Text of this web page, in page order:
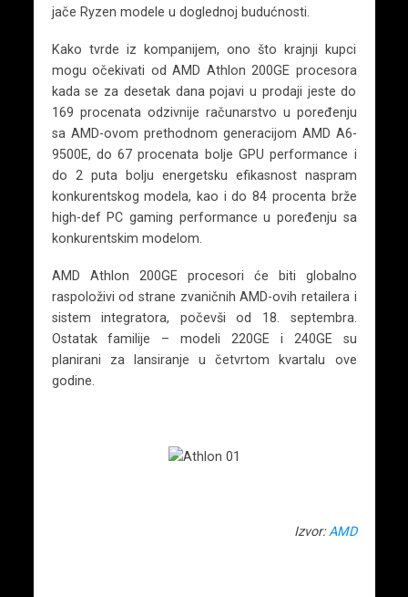
jače Ryzen modele u doglednoj budućnosti.
Kako tvrde iz kompanijem, ono što krajnji kupci
mogu očekivati od AMD Athlon 200GE procesora
kada se za desetak dana pojavi u prodaji jeste do
169 procenata odzivnije računarstvo u poređenju
sa AMD-ovom prethodnom generacijom AMD A6-
9500E, do 67 procenata bolje GPU performance i
do 2 puta bolju energetsku efikasnost naspram
konkurentskog modela, kao i do 84 procenta brže
high-def PC gaming performance u poređenju sa
konkurentskim modelom.
AMD Athlon 200GE procesori će biti globalno
raspoloživi od strane zvaničnih AMD-ovih retailera i
sistem integratora, počevši od 18. septembra.
Ostatak familije – modeli 220GE i 240GE su
planirani za lansiranje u četvrtom kvartalu ove
godine.
Izvor: AMD